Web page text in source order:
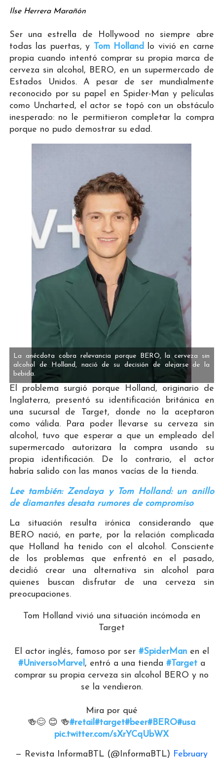
Ilse Herrera Marañón
Ser una estrella de Hollywood no siempre abre
todas las puertas, y Tom Holland
lo vivió en carne
propia cuando intentó comprar su propia marca de
cerveza sin alcohol, BERO, en un supermercado de
Estados Unidos. A pesar de ser mundialmente
reconocido por su papel en Spider-Man y películas
como Uncharted, el actor se topó con un obstáculo
inesperado: no le permitieron completar la compra
porque no pudo demostrar su edad.
La anécdota cobra relevancia porque BERO, la cerveza sin
alcohol de Holland, nació de su decisión de alejarse de la
bebida.
El problema surgió porque Holland, originario de
Inglaterra, presentó su identificación británica en
una sucursal de Target, donde no la aceptaron
como válida. Para poder llevarse su cerveza sin
alcohol, tuvo que esperar a que un empleado del
supermercado autorizara la compra usando su
propia identificación. De lo contrario, el actor
habría salido con las manos vacías de la tienda.
Lee también: Zendaya y Tom Holland: un anillo
de diamantes desata rumores de compromiso
La situación resulta irónica considerando que
BERO nació, en parte, por la relación complicada
que Holland ha tenido con el alcohol. Consciente
de los problemas que enfrentó en el pasado,
decidió crear una alternativa sin alcohol para
quienes buscan disfrutar de una cerveza sin
preocupaciones.
Tom Holland vivió una situación incómoda en
Target
El actor inglés, famoso por ser #SpiderManen el
#UniversoMarvel, entró a una tienda #Targeta
comprar su propia cerveza sin alcohol BERO y no
se la vendieron.
Mira por qué
🍻😊 😊 🍻#retail#target#beer#BERO#usa
pic.twitter.com/sXrYCqUbWX
— Revista InformaBTL (@InformaBTL) February